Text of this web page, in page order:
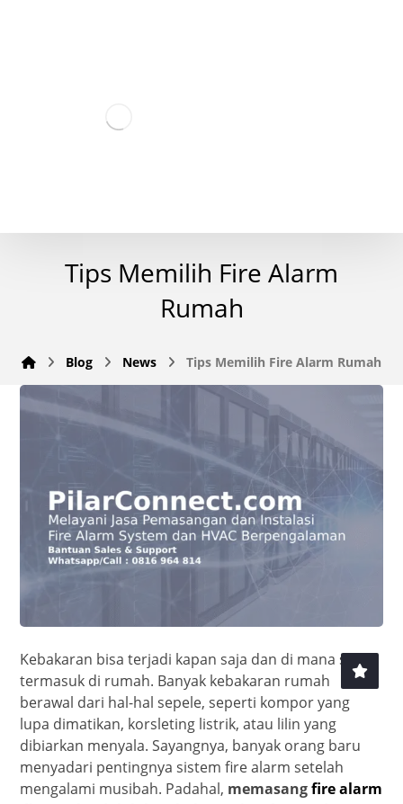
Tips Memilih Fire Alarm
Rumah
Blog News Tips Memilih Fire Alarm Rumah
Kebakaran bisa terjadi kapan saja dan di mana saja,
termasuk di rumah. Banyak kebakaran rumah
berawal dari hal-hal sepele, seperti kompor yang
lupa dimatikan, korsleting listrik, atau lilin yang
dibiarkan menyala. Sayangnya, banyak orang baru
menyadari pentingnya sistem fire alarm setelah
mengalami musibah. Padahal, memasangfire alarm